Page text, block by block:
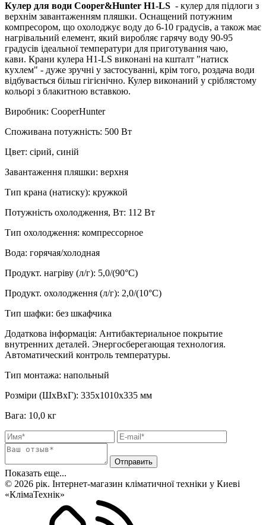
Кулер для води Cooper&Hunter H1-LS - кулер для підлоги з
верхнім завантаженням пляшки. Оснащений потужним
компресором, що охолоджує воду до 6-10 градусів, а також має
нагрівальний елемент, який виробляє гарячу воду 90-95
градусів ідеальної температури для приготування чаю,
кави. Крани кулера H1-LS виконані на кшталт "натиск
кухлем" - дуже зручні у застосуванні, крім того, роздача води
відбувається більш гігієнічно. Кулер виконаний у сріблястому
кольорі з блакитною вставкою.
Виробник: CooperHunter
Споживана потужність: 500 Вт
Цвет: сірий, синій
Завантаження пляшки: верхня
Тип крана (натиску): кружкой
Потужність охолодження, Вт: 112 Вт
Тип охолодження: компрессорное
Вода: горячая/холодная
Продукт. нагріву (л/г): 5,0/(90°C)
Продукт. охолодження (л/г): 2,0/(10°C)
Тип шафки: без шкафчика
Додаткова інформація: Антибактериальное покрытие
внутренних деталей. Энергосберегающая технология.
Автоматический контроль температуры.
Тип монтажа: напольный
Розміри (ШхВхГ): 335х1010х335 мм
Вага: 10,0 кг
Показать еще...
© 2026 рік. Інтернет-магазин кліматичної техніки у Киеві
«КлімаТехнік»